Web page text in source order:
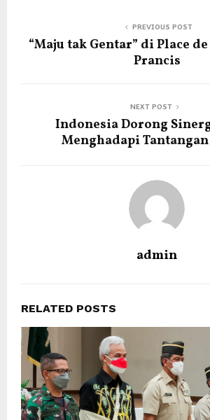
PREVIOUS POST
“Maju tak Gentar” di Place
Prancis
NEXT POST
Indonesia Dorong
Menghadapi
admin
RELATED POSTS